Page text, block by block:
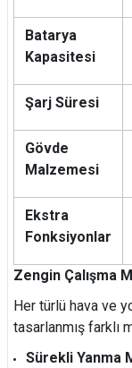
Batarya
Kapasitesi
Şarj Süresi
Gövde
Malzemesi
Ekstra
Fonksiyonlar
Zengin Çalışma
Her türlü hava ve
tasarlanmış farklı
Sürekli Yanma